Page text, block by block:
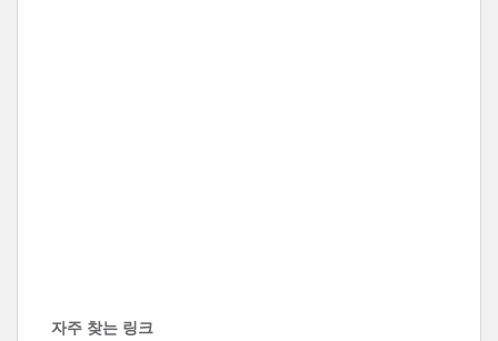
자주 찾는 링크